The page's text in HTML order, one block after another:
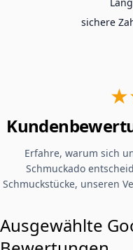
sichere
Erfahre, warum sich
Schmuckado
Schmuckstücke, unseren
Ausgewählte